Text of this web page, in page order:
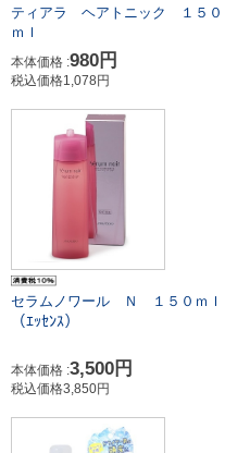
ティアラ ヘアトニック １５０
ｍｌ
本体価格 :980円
税込価格1,078円
セラムノワール Ｎ １５０ｍｌ
（ｴｯｾﾝｽ）
本体価格 :3,500円
税込価格3,850円